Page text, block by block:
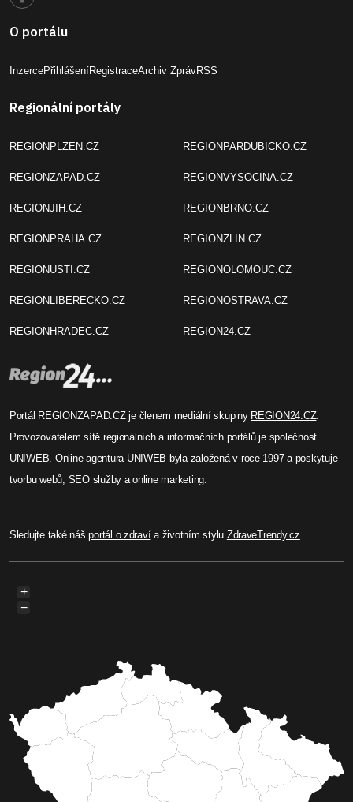
O portálu
InzercePřihlášeníRegistraceArchiv ZprávRSS
Regionální portály
REGIONPLZEN.CZ
REGIONZAPAD.CZ
REGIONJIH.CZ
REGIONPRAHA.CZ
REGIONUSTI.CZ
REGIONLIBERECKO.CZ
REGIONHRADEC.CZ
REGIONPARDUBICKO.CZ
REGIONVYSOCINA.CZ
REGIONBRNO.CZ
REGIONZLIN.CZ
REGIONOLOMOUC.CZ
REGIONOSTRAVA.CZ
REGION24.CZ
Portál REGIONZAPAD.CZ je členem mediální skupiny REGION24.CZ.
Provozovatelem sítě regionálních a informačních portálů je společnost
UNIWEB. Online agentura UNIWEB byla založená v roce 1997 a poskytuje
tvorbu webů, SEO služby a online marketing.
Sledujte také nášportál o zdravía životním stylu ZdraveTrendy.cz.
+
−